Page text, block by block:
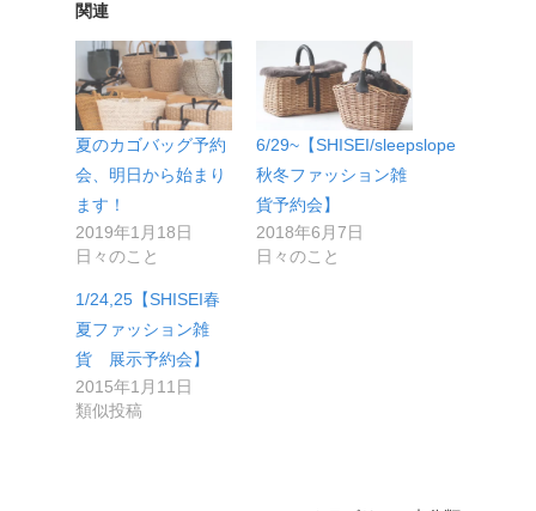
関連
夏のカゴバッグ予約
会、明日から始まり
ます！
2019年1月18日
日々のこと
6/29~【SHISEI/sleepslope
秋冬ファッション雑
貨予約会】
2018年6月7日
日々のこと
1/24,25【SHISEI春
夏ファッション雑
貨 展示予約会】
2015年1月11日
類似投稿